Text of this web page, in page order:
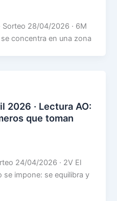
28/04/2026 · 6M
concentra en una zona
2026 · Lectura AO:
que toman
24/04/2026 · 2V El
impone: se equilibra y